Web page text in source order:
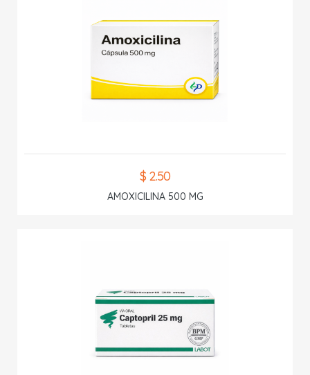
$ 2.50
AMOXICILINA 500 MG